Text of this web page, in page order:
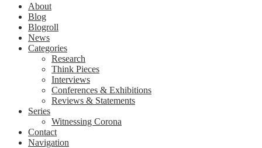
About
Blog
Blogroll
News
Categories
Research
Think Pieces
Interviews
Conferences & Exhibitions
Reviews & Statements
Series
Witnessing Corona
Contact
Navigation